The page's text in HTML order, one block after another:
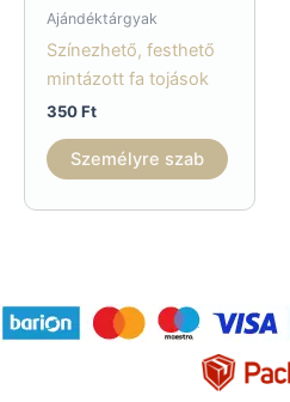
Ajándéktárgyak
Színezhető, festhető
mintázott fa tojások
350Ft
Személyre szab